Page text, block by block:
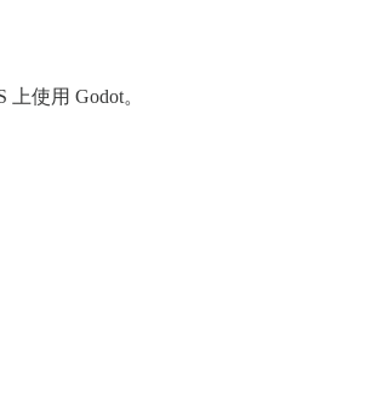
使用 Godot。